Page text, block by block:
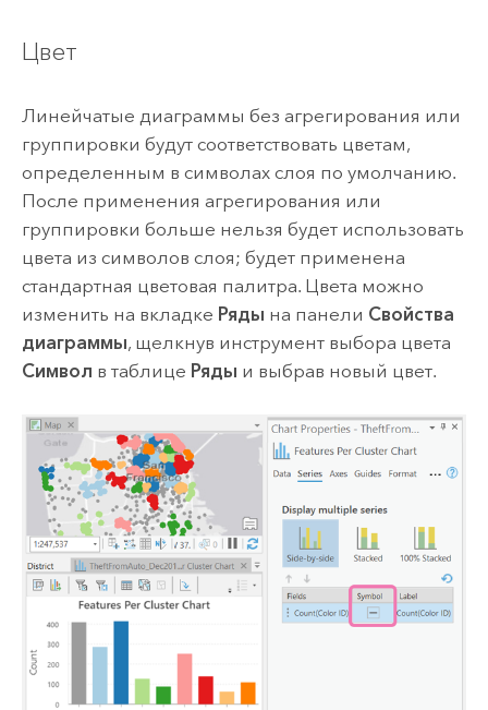
Цвет
Линейчатые диаграммы без агрегирования или
группировки будут соответствовать цветам,
определенным в символах слоя по умолчанию.
После применения агрегирования или
группировки больше нельзя будет использовать
цвета из символов слоя; будет применена
стандартная цветовая палитра. Цвета можно
изменить на вкладке Ряды на панели Свойства
диаграммы, щелкнув инструмент выбора цвета
Символ в таблице Ряды и выбрав новый цвет.